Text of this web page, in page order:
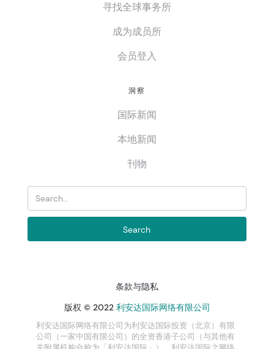
寻找全球事务所
成为成员所
会员登入
洞察
国际新闻
本地新闻
刊物
条款与隐私
版权 © 2022 利安达国际网络有限公司
利安达国际网络有限公司为利安达国际投资（北京）有限
公司（一家中国有限公司）的全资香港子公司（与其他有